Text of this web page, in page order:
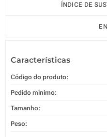
ÍNDICE DE
Características
Código do produto:
Pedido mínimo:
Tamanho:
Peso: